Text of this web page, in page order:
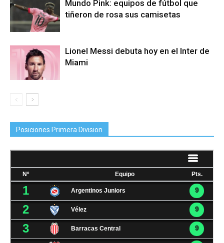
Mundo Pink: equipos de fútbol que
tiñeron de rosa sus camisetas
Lionel Messi debuta hoy en el Inter de
Miami
Posiciones Primera Division